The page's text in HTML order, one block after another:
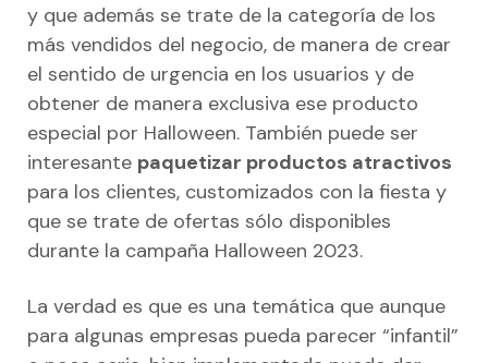
y que además se trate de la categoría de los
más vendidos del negocio, de manera de crear
el sentido de urgencia en los usuarios y de
obtener de manera exclusiva ese producto
especial por Halloween. También puede ser
interesante paquetizar productos atractivos
para los clientes, customizados con la fiesta y
que se trate de ofertas sólo disponibles
durante la campaña Halloween 2023.
La verdad es que es una temática que aunque
para algunas empresas pueda parecer “infantil”